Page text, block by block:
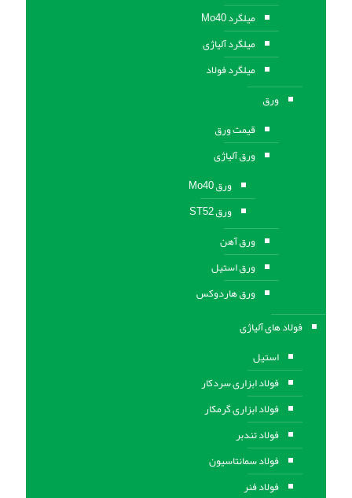
میلگرد Mo40
میلگرد آلیاژی
میلگرد فولاد
ورق
قیمت ورق
ورق آلیاژی
ورق Mo40
ورق ST52
ورق آهن
ورق استيل
ورق هاردوکس
فولاد های آلیاژی
استیل
فولاد ابزاری سردکار
فولاد ابزاری گرمکار
فولاد تندبر
فولاد سمانتاسیون
فولاد فنر